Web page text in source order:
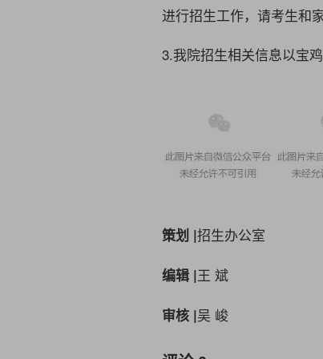
进行招生工作，请考生和
3.我院招生相关信息以宝
策划 |招生办公室
编辑 |王 斌
审核 |吴 峻